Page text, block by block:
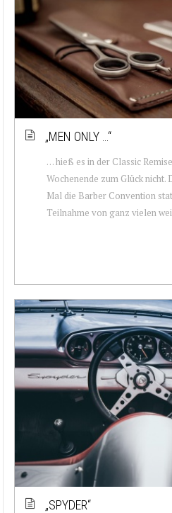
„MEN ONLY …“
… hieß es in der Classic
Wochenende zum Glück
Mal die Barber Convention
Teilnahme von ganz vielen
„SPYDER“